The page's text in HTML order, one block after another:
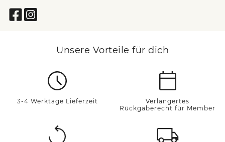
Unsere Vorteile für dich
3-4 Werktage Lieferzeit
Verlängertes
Rückgaberecht für Member